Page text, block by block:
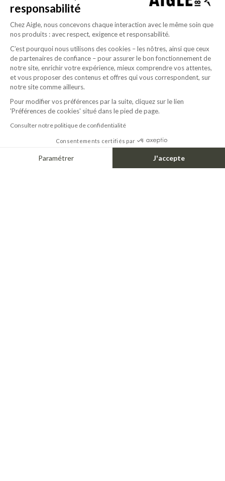
+1
LIFEPROOF
BUILT FOR EVERY TERRAIN, MADE FOR EVERYDAY FREEDOM
A signature born from terrain & elevation.
A single gesture, traced by the ridge of a mountain.
in nature, designed to endure, it embodies a life built to rise above.
responsabilité
Chez Aigle, nous concevons chaque interaction avec le même soin que
nos produits : avec respect, exigence et responsabilité.
C’est pourquoi nous utilisons des cookies – les nôtres, ainsi que ceux
de partenaires de confiance – pour assurer le bon fonctionnement de
notre site, enrichir votre expérience, mieux comprendre vos attentes,
et vous proposer des contenus et offres qui vous correspondent, sur
notre site comme ailleurs.
Pour modifier vos préférences par la suite, cliquez sur le lien
'Préférences de cookies' situé dans le pied de page.
Consulter notre politique de confidentialité
Consentements certifiés par
Paramétrer J'accepte